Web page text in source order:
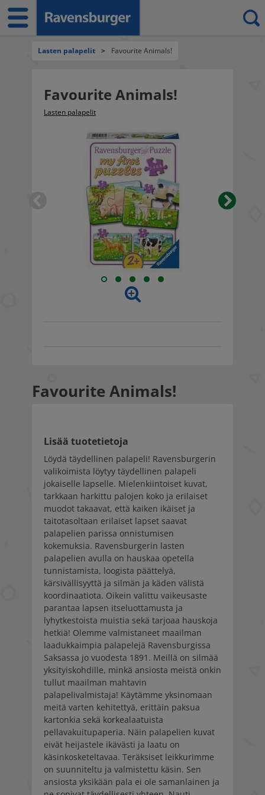
Lasten palapelit > Favourite Animals!
Favourite Animals!
Lasten palapelit
Favourite Animals!
Lisää tuotetietoja
Löydä täydellinen palapeli! Ravensburgerin
valikoimista löytyy täydellinen palapeli
jokaiselle lapselle. Mielenkiintoiset kuvat,
tarkkaan harkittu palojen koko ja erilaiset
muodot takaavat, että kaiken ikäiset ja
taitotasoltaan erilaiset lapset saavat
palapelien parissa onnistumisen
kokemuksia. Ravensburgerin lasten
palapelien avulla on hauskaa opetella
tunnistamista, loogista päättelyä,
kärsivällisyyttä ja silmän ja käden välistä
koordinaatiota. Oikein valittu vaikeusaste
parantaa lapsen itseluottamusta ja
lyhytkestoista muistia sekä tarjoaa hauskoja
hetkiä! Olemme valmistaneet maailman
laadukkaimpia palapelejä Ravensburgissa
Saksassa jo vuodesta 1891. Meillä on silmää
yksityiskohdille, minkä ansiosta meistä onkin
tullut maailman mahtavin
palapelivalmistaja! Käytämme yksinomaan
meitä varten kehitettyä, erittäin paksua
kartonkia sekä korkealaatuista
pellavakuitupaperia. Näin palapelien kuvat
eivät heijastele ikävästi ja laatu on
käsinkosketeltavaa. Teräksiset leikkurimme
on suunniteltu ja valmistettu käsin. Sen
ansiosta yksikään pala ei ole samanlainen ja